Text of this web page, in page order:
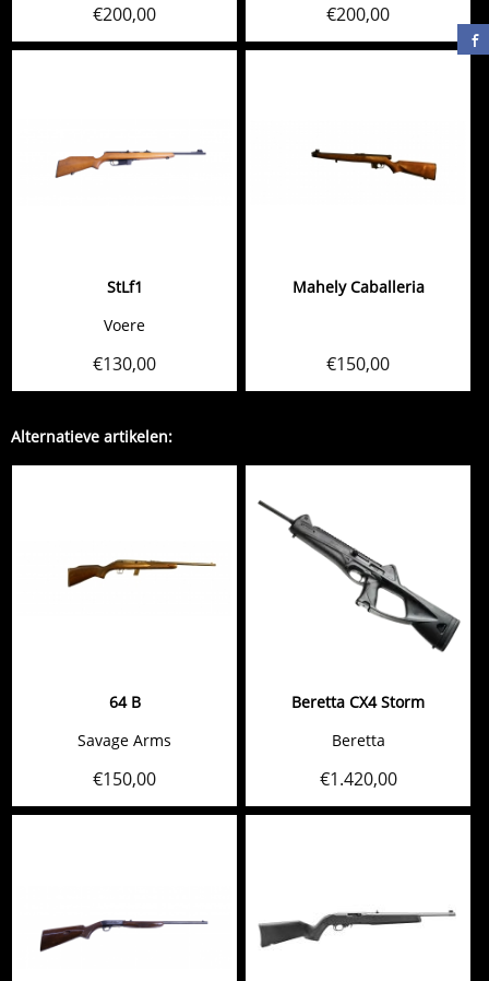
€200,00 €200,00
StLf1
Voere
€130,00
Mahely Caballeria
€150,00
Alternatieve artikelen:
64 B
Savage Arms
€150,00
Beretta CX4 Storm
Beretta
€1.420,00